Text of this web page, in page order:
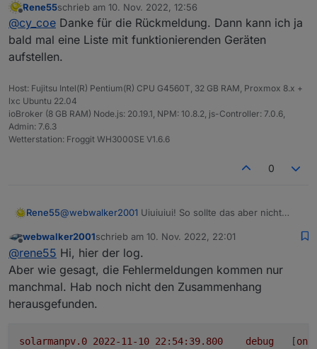
-EU-230. Funktioniert bestens mit diesem Adapter.
Rene55schrieb am 10. Nov. 2022, 12:56
zuletzt editiert von
@cy_coe Danke für die Rückmeldung. Dann kann ich ja
bald mal eine Liste mit funktionierenden Geräten
aufstellen.
Host: Fujitsu Intel(R) Pentium(R) CPU G4560T, 32 GB RAM, Proxmox 8.x +
lxc Ubuntu 22.04
ioBroker (8 GB RAM) Node.js: 20.19.1, NPM: 10.8.2, js-Controller: 7.0.6,
Admin: 7.6.3
Wetterstation: Froggit WH3000SE V1.6.6
0
Rene55@webwalker2001 Uiuiuiui! So sollte das aber nicht
zu sein. Kannst du bitte den Adapter mal stoppen,
etwas warten und dann neu starten. Und dann das
Log mal hier einstellen. Dann schau ich mal drüber.
Offline
webwalker2001schrieb am 10. Nov. 2022, 22:01
zuletzt editiert von
@rene55 Hi, hier der log.
Aber wie gesagt, die Fehlermeldungen kommen nur
manchmal. Hab noch nicht den Zusammenhang
herausgefunden.
solarmanpv.0 debug
	[